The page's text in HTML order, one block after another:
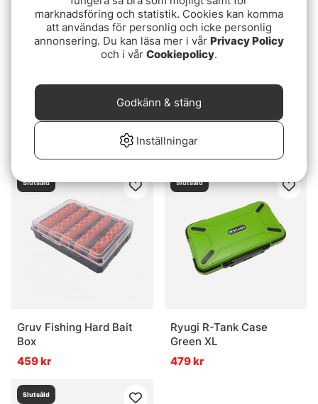
6th Sense Bait Chamber
- Bladed Jig
129 kr
Slutsåld
Gruv Fishing Hard Bait
Box
459 kr
Slutsåld
Ryugi R-Tank Case
Green XL
479 kr
Slutsåld
marknadsföring och statistik. Cookies kan komma
att användas för personlig och icke personlig
annonsering. Du kan läsa mer i vår Privacy Policy
och i vår Cookiepolicy.
Inställningar
Godkänn & stäng